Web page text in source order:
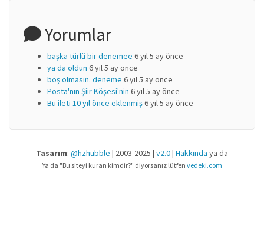
Yorumlar
başka türlü bir denemee 6 yıl 5 ay önce
ya da oldun 6 yıl 5 ay önce
boş olmasın. deneme 6 yıl 5 ay önce
Posta'nın Şiir Köşesi'nin 6 yıl 5 ay önce
Bu ileti 10 yıl önce eklenmiş6 yıl 5 ay önce
Tasarım: @hzhubble | 2003-2025 | v2.0| Hakkında ya da
Ya da "Bu siteyi kuran kimdir?" diyorsanız lütfen vedeki.com